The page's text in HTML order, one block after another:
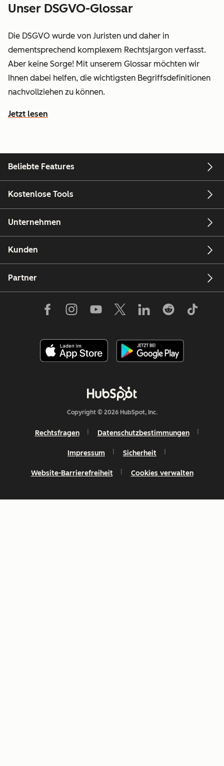
Unser DSGVO-Glossar
Die DSGVO wurde von Juristen und daher in
dementsprechend komplexem Rechtsjargon verfasst.
Aber keine Sorge! Mit unserem Glossar möchten wir
Ihnen dabei helfen, die wichtigsten Begriffsdefinitionen
nachvollziehen zu können.
Jetzt lesen
Beliebte Features
Kostenlose Tools
Unternehmen
Kunden
Partner
Copyright © 2026 HubSpot, Inc.
Rechtsfragen Datenschutzbestimmungen
Impressum Sicherheit
Website-Barrierefreiheit Cookies verwalten